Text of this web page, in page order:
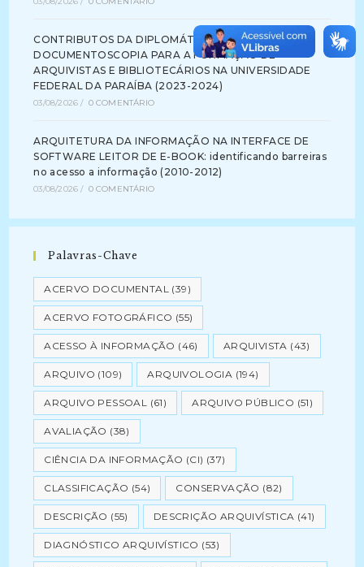
CONTRIBUTOS DA DIPLOMÁTICA E DA
DOCUMENTOSCOPIA PARA A FORMAÇÃO DE
ARQUIVISTAS E BIBLIOTECÁRIOS NA UNIVERSIDADE
FEDERAL DA PARAÍBA (2023-2024)
03/08/2026 / 0 COMENTÁRIO
ARQUITETURA DA INFORMAÇÃO NA INTERFACE DE
SOFTWARE LEITOR DE E-BOOK: identificando barreiras
no acesso a informação (2010-2012)
03/08/2026 / 0 COMENTÁRIO
Palavras-Chave
ACERVO DOCUMENTAL (39)
ACERVO FOTOGRÁFICO (55)
ACESSO À INFORMAÇÃO (46) ARQUIVISTA (43)
ARQUIVO (109) ARQUIVOLOGIA (194)
ARQUIVO PESSOAL (61) ARQUIVO PÚBLICO (51)
AVALIAÇÃO (38)
CIÊNCIA DA INFORMAÇÃO (CI) (37)
CLASSIFICAÇÃO (54) CONSERVAÇÃO (82)
DESCRIÇÃO (55) DESCRIÇÃO ARQUIVÍSTICA (41)
DIAGNÓSTICO ARQUIVÍSTICO (53)